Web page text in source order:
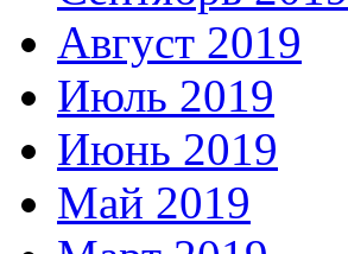
Август 2019
Июль 2019
Июнь 2019
Май 2019